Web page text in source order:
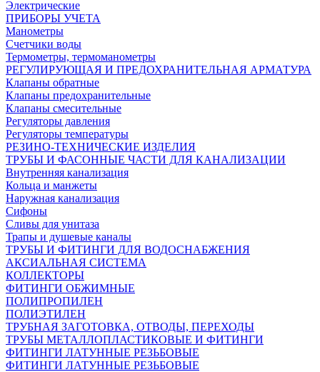
Электрические
ПРИБОРЫ УЧЕТА
Манометры
Счетчики воды
Термометры, термоманометры
РЕГУЛИРУЮЩАЯ И ПРЕДОХРАНИТЕЛЬНАЯ АРМАТУРА
Клапаны обратные
Клапаны предохранительные
Клапаны смесительные
Регуляторы давления
Регуляторы температуры
РЕЗИНО-ТЕХНИЧЕСКИЕ ИЗДЕЛИЯ
ТРУБЫ И ФАСОННЫЕ ЧАСТИ ДЛЯ КАНАЛИЗАЦИИ
Внутренняя канализация
Кольца и манжеты
Наружная канализация
Сифоны
Сливы для унитаза
Трапы и душевые каналы
ТРУБЫ И ФИТИНГИ ДЛЯ ВОДОСНАБЖЕНИЯ
АКСИАЛЬНАЯ СИСТЕМА
КОЛЛЕКТОРЫ
ФИТИНГИ ОБЖИМНЫЕ
ПОЛИПРОПИЛЕН
ПОЛИЭТИЛЕН
ТРУБНАЯ ЗАГОТОВКА, ОТВОДЫ, ПЕРЕХОДЫ
ТРУБЫ МЕТАЛЛОПЛАСТИКОВЫЕ И ФИТИНГИ
ФИТИНГИ ЛАТУННЫЕ РЕЗЬБОВЫЕ
ФИТИНГИ ЛАТУННЫЕ РЕЗЬБОВЫЕ